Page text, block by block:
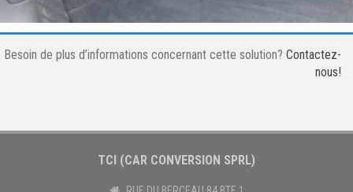
Besoin de plus d’informations concernant cette solution? Contactez-
nous!
TCI (CAR CONVERSION SPRL)